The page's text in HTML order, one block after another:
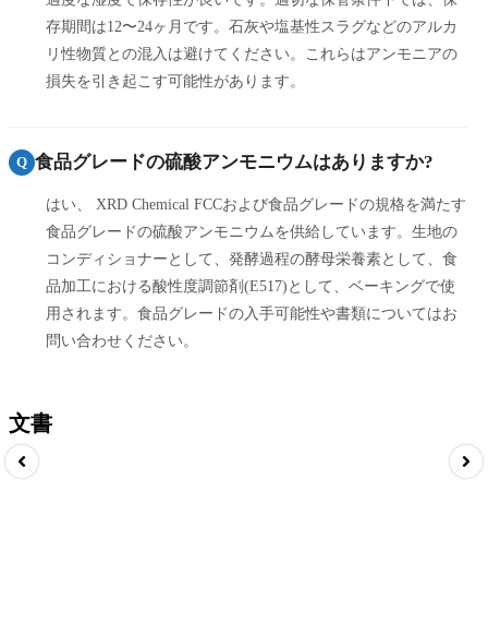
存期間は12〜24ヶ月です。石灰や塩基性スラグなどのアルカ
リ性物質との混入は避けてください。これらはアンモニアの
損失を引き起こす可能性があります。
Q 食品グレードの硫酸アンモニウムはありますか?
はい、 XRD Chemical FCCおよび食品グレードの規格を満たす
食品グレードの硫酸アンモニウムを供給しています。生地の
コンディショナーとして、発酵過程の酵母栄養素として、食
品加工における酸性度調節剤(E517)として、ベーキングで使
用されます。食品グレードの入手可能性や書類についてはお
問い合わせください。
文書